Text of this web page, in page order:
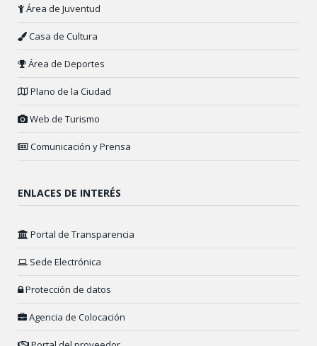
Área de Juventud
Casa de Cultura
Área de Deportes
Plano de la Ciudad
Web de Turismo
Comunicación y Prensa
ENLACES DE INTERÉS
Portal de Transparencia
Sede Electrónica
Protección de datos
Agencia de Colocación